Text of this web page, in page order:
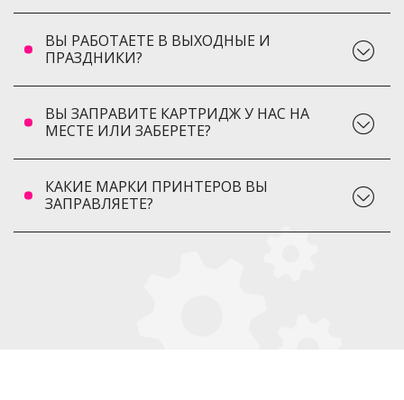
ВЫ РАБОТАЕТЕ В ВЫХОДНЫЕ И
ПРАЗДНИКИ?
ВЫ ЗАПРАВИТЕ КАРТРИДЖ У НАС НА
МЕСТЕ ИЛИ ЗАБЕРЕТЕ?
КАКИЕ МАРКИ ПРИНТЕРОВ ВЫ
ЗАПРАВЛЯЕТЕ?